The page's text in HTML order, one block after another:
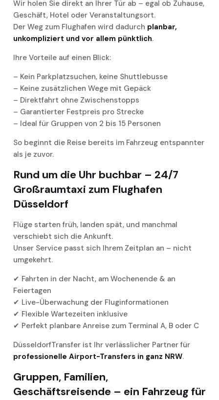
Wir holen Sie direkt an Ihrer Tür ab – egal ob Zuhause,
Geschäft, Hotel oder Veranstaltungsort.
Der Weg zum Flughafen wird dadurch planbar,
unkompliziert und vor allem pünktlich.
Ihre Vorteile auf einen Blick:
– Kein Parkplatzsuchen, keine Shuttlebusse
– Keine zusätzlichen Wege mit Gepäck
– Direktfahrt ohne Zwischenstopps
– Garantierter Festpreis pro Strecke
– Ideal für Gruppen von 2 bis 15 Personen
So beginnt die Reise bereits im Fahrzeug entspannter
als je zuvor.
Rund um die Uhr buchbar – 24/7
Großraumtaxi zum Flughafen
Düsseldorf
Flüge starten früh, landen spät, und manchmal
verschiebt sich die Ankunft.
Unser Service passt sich Ihrem Zeitplan an – nicht
umgekehrt.
✔ Fahrten in der Nacht, am Wochenende & an
Feiertagen
✔ Live-Überwachung der Fluginformationen
✔ Flexible Wartezeiten inklusive
✔ Perfekt planbare Anreise zum Terminal A, B oder C
DüsseldorfTransfer ist Ihr verlässlicher Partner für
professionelle Airport-Transfers in ganz NRW.
Gruppen, Familien,
Geschäftsreisende – ein Fahrzeug für